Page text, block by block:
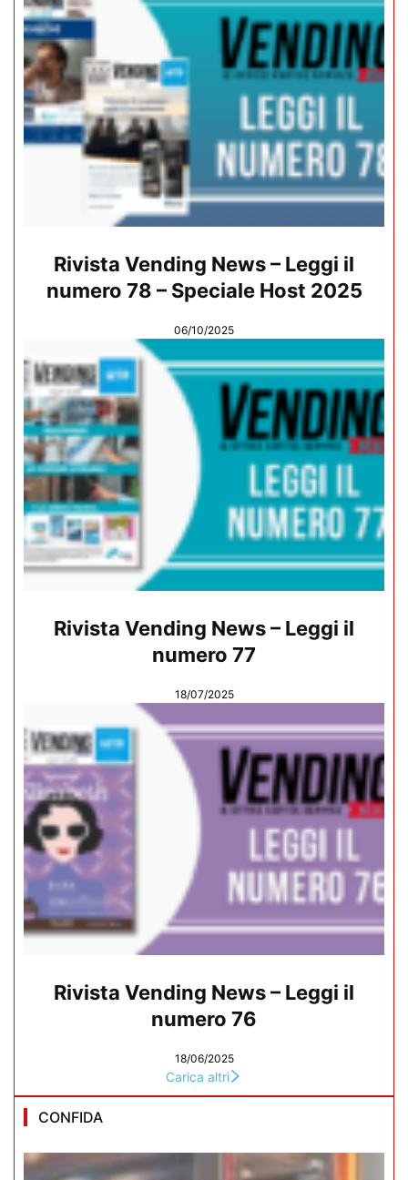
Rivista Vending News – Leggi il
numero 78 – Speciale Host 2025
06/10/2025
Rivista Vending News – Leggi il
numero 77
18/07/2025
Rivista Vending News – Leggi il
numero 76
18/06/2025
Carica altri
CONFIDA